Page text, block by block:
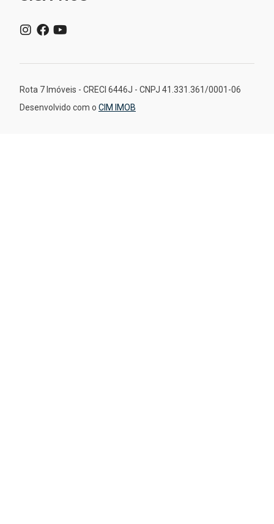
Rota 7 Imóveis - CRECI 6446J - CNPJ 41.331.361/0001-06
Desenvolvido com o CIM IMOB